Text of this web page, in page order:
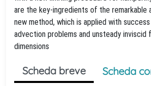
are the key-ingredients of the remarkable
new method, which is applied with
advection problems and unsteady inviscid
dimensions
Scheda breve
Scheda